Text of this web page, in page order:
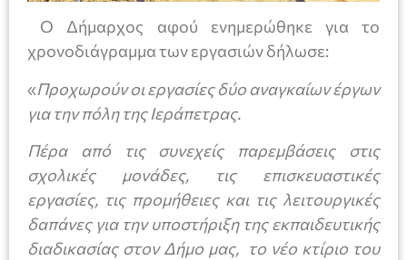
Ο Δήμαρχος αφού ενημερώθηκε για το
χρονοδιάγραμμα των εργασιών δήλωσε:
«Προχωρούν οι εργασίες δύο αναγκαίων έργων
για την πόλη της Ιεράπετρας.
Πέρα από τις συνεχείς παρεμβάσεις στις
σχολικές μονάδες, τις επισκευαστικές
εργασίες, τις προμήθειες και τις λειτουργικές
δαπάνες για την υποστήριξη της εκπαιδευτικής
διαδικασίας στον Δήμο μας, το νέο κτίριο του